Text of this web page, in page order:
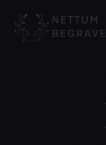
content